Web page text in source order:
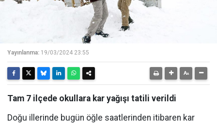
Yayınlanma: 19/03/2024 23:55
Tam 7 ilçede okullara kar yağışı tatili verildi
Doğu illerinde bugün öğle saatlerinden itibaren kar